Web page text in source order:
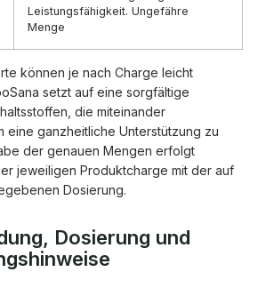
Leistungsfähigkeit. Ungefähre
Menge
können je nach Charge leicht
setzt auf eine sorgfältige
die miteinander
eine ganzheitliche Unterstützung zu
der genauen Mengen erfolgt
jeweiligen Produktcharge mit der auf
Dosierung.
Dosierung und